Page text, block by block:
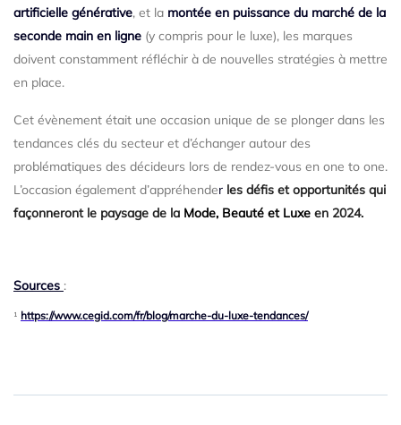
artificielle générative, et la montée en puissance du marché de la
seconde main en ligne (y compris pour le luxe), les marques
doivent constamment réfléchir à de nouvelles stratégies à mettre
en place.
Cet évènement était une occasion unique de se plonger dans les
tendances clés du secteur et d’échanger autour des
problématiques des décideurs lors de rendez-vous en one to one.
L’occasion également d’appréhender les défis et opportunités qui
façonneront le paysage de la Mode, Beauté et Luxe en 2024.
Sources :
¹ https://www.cegid.com/fr/blog/marche-du-luxe-tendances/